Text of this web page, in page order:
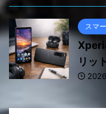
スマ
リッ